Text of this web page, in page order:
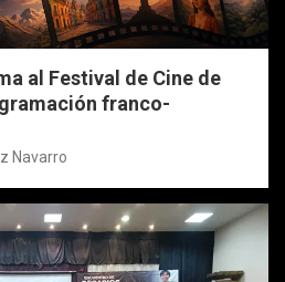
al Festival de Cine de
franco-
Navarro